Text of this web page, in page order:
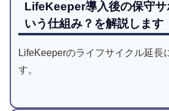
LifeKeeper導入後の保守サ
いう仕組み？を解説します
LifeKeeperのライフサイクル延長
す。